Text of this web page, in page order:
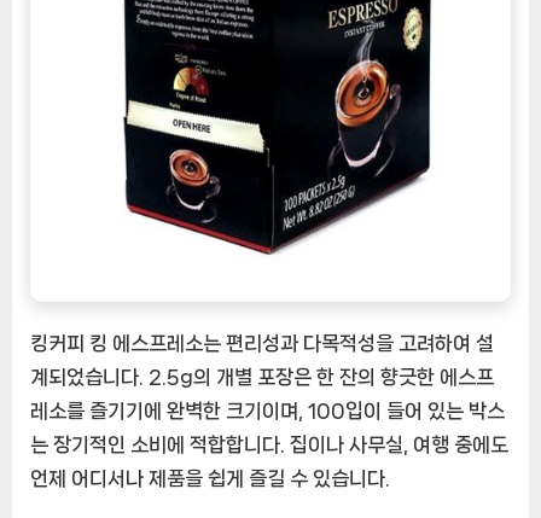
킹커피 킹 에스프레소는 편리성과 다목적성을 고려하여 설
계되었습니다. 2.5g의 개별 포장은 한 잔의 향긋한 에스프
레소를 즐기기에 완벽한 크기이며, 100입이 들어 있는 박스
는 장기적인 소비에 적합합니다. 집이나 사무실, 여행 중에도
언제 어디서나 제품을 쉽게 즐길 수 있습니다.